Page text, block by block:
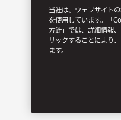
当社は、ウェブサイト
を使用しています。「
方針」では、詳細情報
リックすることにより
ます。